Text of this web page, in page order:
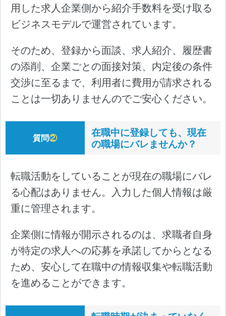
用した求人企業側から紹介手数料を受け取る
ビジネスモデルで運営されています。
そのため、登録から面談、求人紹介、履歴書
の添削、企業ごとの面接対策、内定後の条件
交渉に至るまで、利用者に費用が請求される
ことは一切ありませんのでご安心ください。
質問②
在職中に登録しても、現在
の職場にバレませんか？
転職活動をしていることが現在の職場にバレ
る心配はありません。入力した個人情報は厳
重に管理されます。
企業側に情報が開示されるのは、求職者自身
が特定の求人への応募を承諾してからとなる
ため、安心して在職中の情報収集や転職活動
を進めることができます。